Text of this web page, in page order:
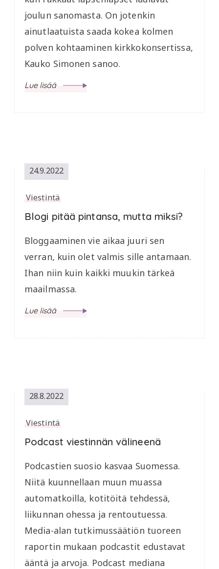
joulun sanomasta. On jotenkin
ainutlaatuista saada kokea kolmen
polven kohtaaminen kirkkokonsertissa,
Kauko Simonen sanoo.
Lue lisää
24.9.2022
Viestintä
Blogi pitää pintansa, mutta miksi?
Bloggaaminen vie aikaa juuri sen
verran, kuin olet valmis sille antamaan.
Ihan niin kuin kaikki muukin tärkeä
maailmassa.
Lue lisää
28.8.2022
Viestintä
Podcast viestinnän välineenä
Podcastien suosio kasvaa Suomessa.
Niitä kuunnellaan muun muassa
automatkoilla, kotitöitä tehdessä,
liikunnan ohessa ja rentoutuessa.
Media-alan tutkimussäätiön tuoreen
raportin mukaan podcastit edustavat
ääntä ja arvoja. Podcast mediana